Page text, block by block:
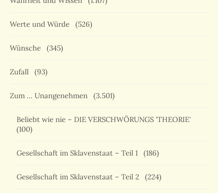
Werte und Würde (526)
Wünsche (345)
Zufall (93)
Zum … Unangenehmen (3.501)
Beliebt wie nie – DIE VERSCHWÖRUNGS 'THEORIE'
(100)
Gesellschaft im Sklavenstaat – Teil 1 (186)
Gesellschaft im Sklavenstaat – Teil 2 (224)